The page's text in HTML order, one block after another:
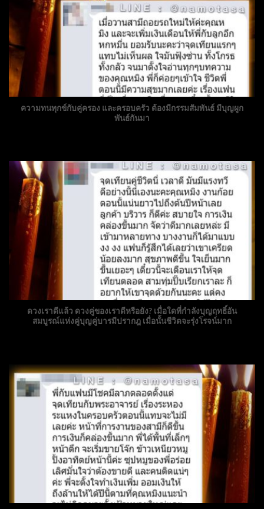
ความทนทุกข์กับคู่ครอง และครอบครัว ต้องมีกรรมสัมพันธ์ มีบุญผูก
พันธ์กันมา
ดวงเราดีแล้ว ดวงคู่ของเราดีหรือยัง? เมื่อใดที่กำลังบุญฤทธิ์อัน
สมบูรณ์แห่งคู่บุญคู่บารมีปรากฎ เมื่อนั้นชีวิตจะรุ่งโรจน์มาก